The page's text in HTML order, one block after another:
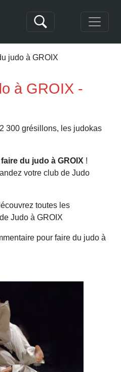
judo à GROIX
à GROIX -
300 grésillons, les judokas
faire du judo à GROIX !
votre club de Judo
toutes les
Judo à GROIX
pour faire du judo à